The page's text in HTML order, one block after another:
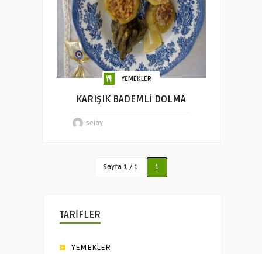
YEMEKLER
KARIŞIK BADEMLİ DOLMA
selay
Sayfa 1 / 1 1
TARİFLER
YEMEKLER